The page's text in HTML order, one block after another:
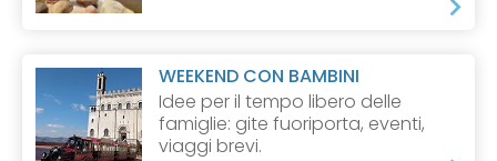
WEEKEND CON BAMBINI
Idee per il tempo libero delle
famiglie: gite fuoriporta, eventi,
viaggi brevi.